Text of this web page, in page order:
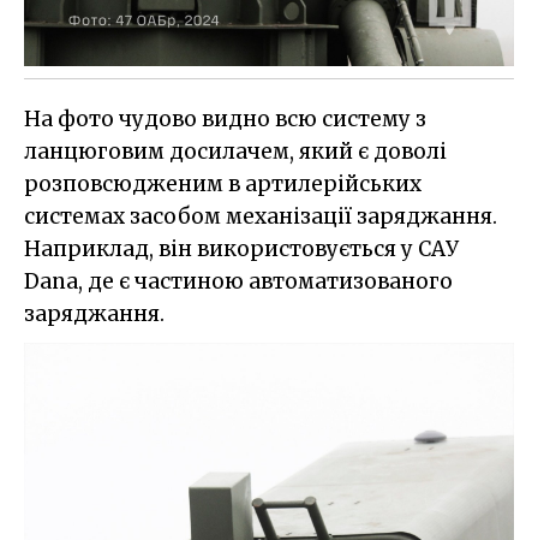
На фото чудово видно всю систему з
ланцюговим досилачем, який є доволі
розповсюдженим в артилерійських
системах засобом механізації заряджання.
Наприклад, він використовується у САУ
Dana, де є частиною автоматизованого
заряджання.